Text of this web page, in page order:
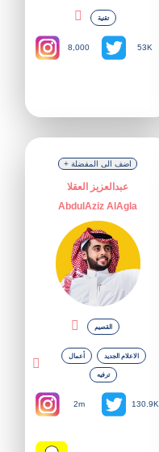
تقنية
8,000 53K
+ اضف الى المفضلة
عبدالعزيز العقلا
AbdulAziz AlAgla
القصيم
أعمال الاعلام الجديد
ترفيه
2m 130.9K